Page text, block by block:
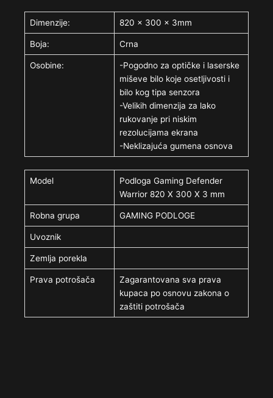
Dimenzije: 820 x 300 x 3mm
Boja: Crna
Osobine:
-Pogodno za optičke i laserske
miševe bilo koje osetljivosti i
bilo kog tipa senzora
-Velikih dimenzija za lako
rukovanje pri niskim
rezolucijama ekrana
-Neklizajuća gumena osnova
Model
Podloga Gaming Defender
Warrior 820 X 300 X 3 mm
Robna grupa GAMING PODLOGE
Uvoznik
Zemlja porekla
Prava potrošača
Zagarantovana sva prava
kupaca po osnovu zakona o
zaštiti potrošača